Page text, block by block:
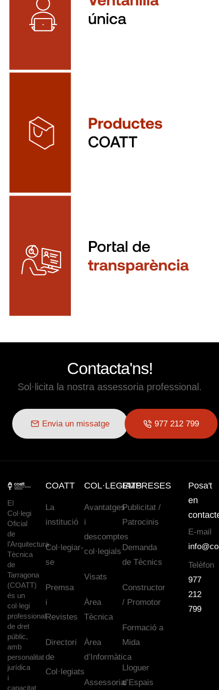
Contacta'ns!
Sol·licita la nostra assessoria professional.
Envia un missatge 977 212 799
El
Col·legi
Oficial
de
l’Arquitectura
Tècnica
de
Tarragona
(COATT)
és un
col·legi
professional
de dret
públic,
amb
personalitat
jurídica
i
capacitat
COATT
La
institució
Col·legiar-
se
Premsa
i
Revistes
Directori
de
Col·legiats
COL·LEGIATS
Avantatges
i
descomptes
col·legials
Visats
Àrea
Tècnica
Àrea
d’Informàtica
Assessoria
EMPRESES
Publicitat /
Patrocinis
Demanda
de Tècnics
Constructor
/ Promotor
Formació a
Mida
Lloguer
d’Espais
Posa't
en
E-mail
Telèfon
977
212
799